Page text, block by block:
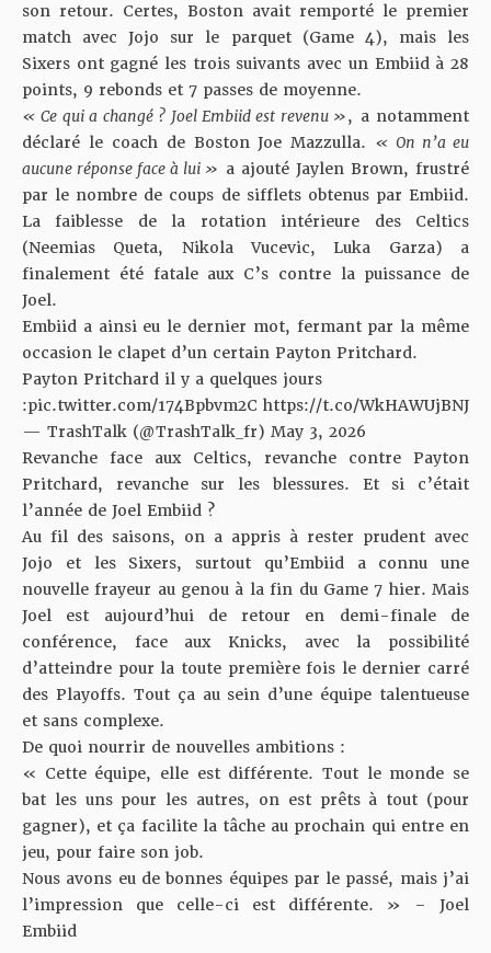
son retour. Certes, Boston avait remporté le premier
match avec Jojo sur le parquet (Game 4), mais les
Sixers ont gagné les trois suivants avec un Embiid à 28
points, 9 rebonds et 7 passes de moyenne.
« Ce qui a changé ? Joel Embiid est revenu », a notamment
déclaré le coach de Boston Joe Mazzulla. « On n’a eu
aucune réponse face à lui » a ajouté Jaylen Brown, frustré
par le nombre de coups de siffletsobtenus par Embiid.
La faiblesse de la rotation intérieure des Celtics
(Neemias Queta, Nikola Vucevic, Luka Garza) a
finalement été fatale aux C’s contre la puissance de
Joel.
Embiid a ainsi eu le dernier mot, fermant par la même
occasion le clapet d’un certain Payton Pritchard.
Payton Pritchard il y a quelques jours
:pic.twitter.com/174Bpbvm2C https://t.co/WkHAWUjBNJ
— TrashTalk (@TrashTalk_fr) May 3, 2026
Revanche face aux Celtics, revanche contre Payton
Pritchard, revanche sur les blessures. Et si c’était
l’année de Joel Embiid ?
Au fil des saisons, on a appris à rester prudent avec
Jojo et les Sixers, surtout qu’Embiid a connu une
nouvelle frayeur au genou à la fin du Game 7 hier. Mais
Joel est aujourd’hui de retour en demi-finale de
conférence, face aux Knicks, avec la possibilité
d’atteindre pour la toute première fois le dernier carré
des Playoffs. Tout ça au sein d’une équipe talentueuse
et sans complexe.
De quoi nourrir de nouvelles ambitions :
« Cette équipe, elle est différente. Tout le monde se
bat les uns pour les autres, on est prêts à tout (pour
gagner), et ça facilite la tâche au prochain qui entre en
jeu, pour faire son job.
Nous avons eu de bonnes équipes par le passé, mais j’ai
l’impression que celle-ci est différente. » – Joel
Embiid